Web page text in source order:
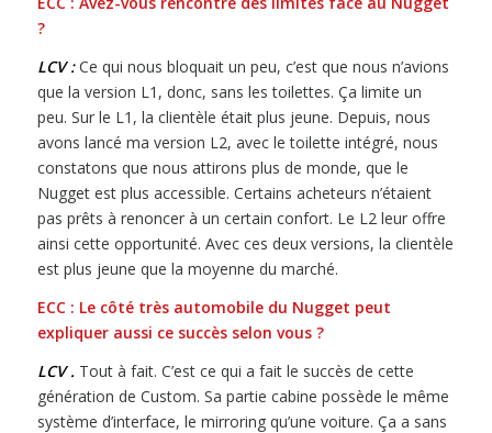
?
LCV :Ce qui nous bloquait un peu, c’est que nous n’avions
que la version L1, donc, sans les toilettes. Ça limite un
peu. Sur le L1, la clientèle était plus jeune. Depuis, nous
avons lancé ma version L2, avec le toilette intégré, nous
constatons que nous attirons plus de monde, que le
Nugget est plus accessible. Certains acheteurs n’étaient
pas prêts à renoncer à un certain confort. Le L2 leur offre
ainsi cette opportunité. Avec ces deux versions, la clientèle
est plus jeune que la moyenne du marché.
ECC : Le côté très automobile du Nugget peut
expliquer aussi ce succès selon vous ?
LCV . Tout à fait. C’est ce qui a fait le succès de cette
génération de Custom. Sa partie cabine possède le même
système d’interface, le mirroring qu’une voiture. Ça a sans